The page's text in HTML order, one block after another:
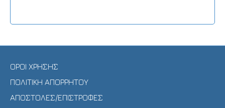
ΟΡΟΙ ΧΡΗΣΗΣ
ΠΟΛΙΤΙΚΗ ΑΠΟΡΡΗΤΟΥ
ΑΠΟΣΤΟΛΕΣ/ΕΠΙΣΤΡΟΦΕΣ